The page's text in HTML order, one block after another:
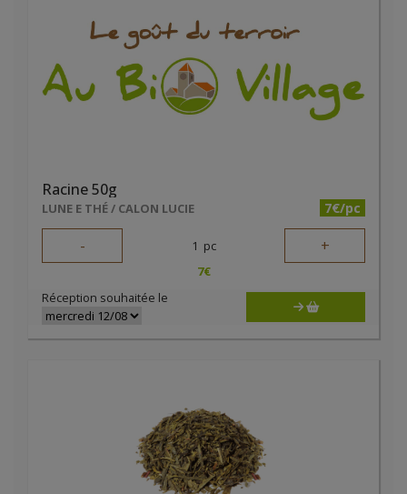
Racine 50g
LUNE E THÉ / CALON LUCIE 7€/pc
- 1 pc +
7€
Réception souhaitée le